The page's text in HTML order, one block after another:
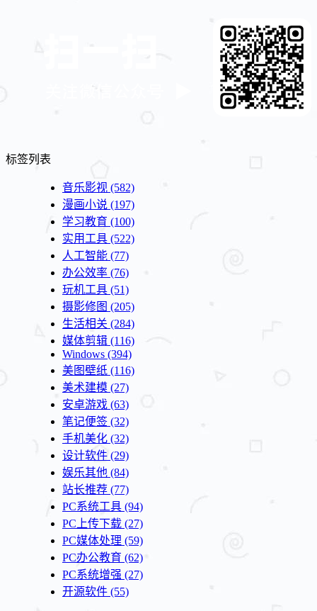
标签列表
音乐影视 (582)
漫画小说 (197)
学习教育 (100)
实用工具 (522)
人工智能 (77)
办公效率 (76)
玩机工具 (51)
摄影修图 (205)
生活相关 (284)
媒体剪辑 (116)
Windows (394)
美图壁纸 (116)
美术建模 (27)
安卓游戏 (63)
笔记便签 (32)
手机美化 (32)
设计软件 (29)
娱乐其他 (84)
站长推荐 (77)
PC系统工具 (94)
PC上传下载 (27)
PC媒体处理 (59)
PC办公教育 (62)
PC系统增强 (27)
开源软件 (55)